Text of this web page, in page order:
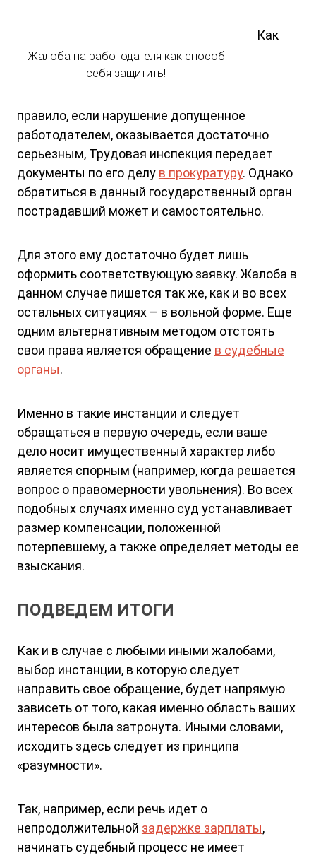
Жалоба на работодателя как способ
себя защитить!
Как
правило, если нарушение допущенное
работодателем, оказывается достаточно
серьезным, Трудовая инспекция передает
документы по его делу в прокуратуру. Однако
обратиться в данный государственный орган
пострадавший может и самостоятельно.
Для этого ему достаточно будет лишь
оформить соответствующую заявку. Жалоба в
данном случае пишется так же, как и во всех
остальных ситуациях – в вольной форме. Еще
одним альтернативным методом отстоять
свои права является обращение в судебные
органы.
Именно в такие инстанции и следует
обращаться в первую очередь, если ваше
дело носит имущественный характер либо
является спорным (например, когда решается
вопрос о правомерности увольнения). Во всех
подобных случаях именно суд устанавливает
размер компенсации, положенной
потерпевшему, а также определяет методы ее
взыскания.
ПОДВЕДЕМ ИТОГИ
Как и в случае с любыми иными жалобами,
выбор инстанции, в которую следует
направить свое обращение, будет напрямую
зависеть от того, какая именно область ваших
интересов была затронута. Иными словами,
исходить здесь следует из принципа
«разумности».
Так, например, если речь идет о
непродолжительной задержке зарплаты,
начинать судебный процесс не имеет